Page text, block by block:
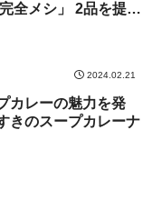
全メシ」 2品を提供
2024.02.21
カレーの魅力を発
きのスープカレーナ